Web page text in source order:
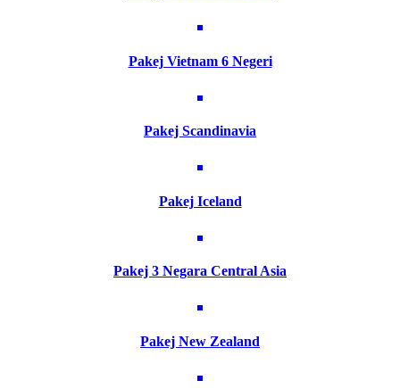
Pakej Vietnam 6 Negeri
Pakej Scandinavia
Pakej Iceland
Pakej 3 Negara Central Asia
Pakej New Zealand